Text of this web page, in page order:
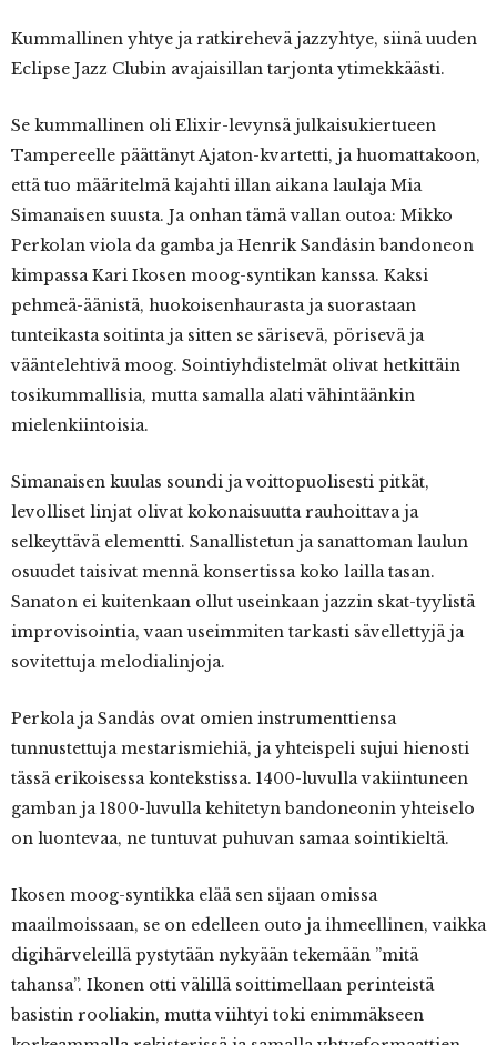
Kummallinen yhtye ja ratkirehevä jazzyhtye, siinä uuden
Eclipse Jazz Clubin avajaisillan tarjonta ytimekkäästi.
Se kummallinen oli Elixir-levynsä julkaisukiertueen
Tampereelle päättänyt Ajaton-kvartetti, ja huomattakoon,
että tuo määritelmä kajahti illan aikana laulaja Mia
Simanaisen suusta. Ja onhan tämä vallan outoa: Mikko
Perkolan viola da gamba ja Henrik Sandåsin bandoneon
kimpassa Kari Ikosen moog-syntikan kanssa. Kaksi
pehmeä-äänistä, huokoisenhaurasta ja suorastaan
tunteikasta soitinta ja sitten se särisevä, pörisevä ja
vääntelehtivä moog. Sointiyhdistelmät olivat hetkittäin
tosikummallisia, mutta samalla alati vähintäänkin
mielenkiintoisia.
Simanaisen kuulas soundi ja voittopuolisesti pitkät,
levolliset linjat olivat kokonaisuutta rauhoittava ja
selkeyttävä elementti. Sanallistetun ja sanattoman laulun
osuudet taisivat mennä konsertissa koko lailla tasan.
Sanaton ei kuitenkaan ollut useinkaan jazzin skat-tyylistä
improvisointia, vaan useimmiten tarkasti sävellettyjä ja
sovitettuja melodialinjoja.
Perkola ja Sandås ovat omien instrumenttiensa
tunnustettuja mestarismiehiä, ja yhteispeli sujui hienosti
tässä erikoisessa kontekstissa. 1400-luvulla vakiintuneen
gamban ja 1800-luvulla kehitetyn bandoneonin yhteiselo
on luontevaa, ne tuntuvat puhuvan samaa sointikieltä.
Ikosen moog-syntikka elää sen sijaan omissa
maailmoissaan, se on edelleen outo ja ihmeellinen, vaikka
digihärveleillä pystytään nykyään tekemään ”mitä
tahansa”. Ikonen otti välillä soittimellaan perinteistä
basistin rooliakin, mutta viihtyi toki enimmäkseen